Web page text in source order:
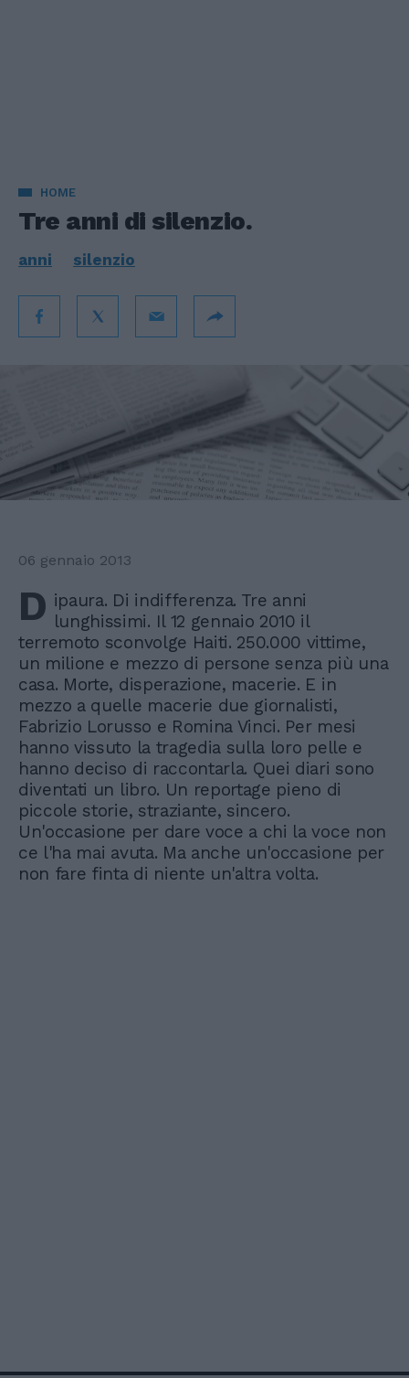
HOME
Tre anni di silenzio.
anni silenzio
06 gennaio 2013
D ipaura. Di indifferenza. Tre anni
lunghissimi. Il 12 gennaio 2010 il
terremoto sconvolge Haiti. 250.000 vittime,
un milione e mezzo di persone senza più una
casa. Morte, disperazione, macerie. E in
mezzo a quelle macerie due giornalisti,
Fabrizio Lorusso e Romina Vinci. Per mesi
hanno vissuto la tragedia sulla loro pelle e
hanno deciso di raccontarla. Quei diari sono
diventati un libro. Un reportage pieno di
piccole storie, straziante, sincero.
Un'occasione per dare voce a chi la voce non
ce l'ha mai avuta. Ma anche un'occasione per
non fare finta di niente un'altra volta.